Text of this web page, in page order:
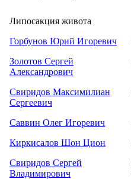
Липосакция живота
Горбунов Юрий Игоревич
Золотов Сергей
Александрович
Свиридов Максимилиан
Сергеевич
Саввин Олег Игоревич
Киркисалов Шон Цион
Свиридов Сергей
Владимирович